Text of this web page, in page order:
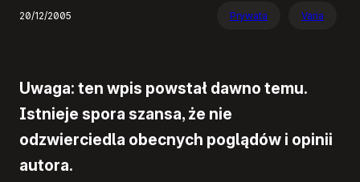
20/12/2005 Prywata Varia
Uwaga: ten wpis powstał dawno temu.
Istnieje spora szansa, że nie
odzwierciedla obecnych poglądów i opinii
autora.